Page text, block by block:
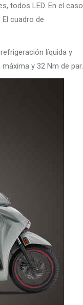
todos LED. En el caso
cuadro de
líquida y
y 32 Nm de par.